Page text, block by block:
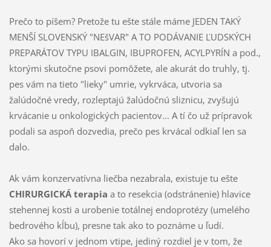
Prečo to píšem? Pretože tu ešte stále máme JEDEN TAKÝ
MENŠÍ SLOVENSKÝ "NEšVAR" A TO PODÁVANIE ĽUDSKÝCH
PREPARÁTOV TYPU IBALGIN, IBUPROFEN, ACYLPYRÍN a pod.,
ktorými skutočne psovi pomôžete, ale akurát do truhly, tj.
pes vám na tieto "lieky" umrie, vykrváca, utvoria sa
žalúdočné vredy, rozleptajú žalúdočnú sliznicu, zvyšujú
krvácanie u onkologických pacientov... A tí čo už prípravok
podali sa aspoň dozvedia, prečo pes krvácal odkiaľ len sa
dalo.
Ak vám konzervatívna liečba nezabrala, existuje tu ešte
CHIRURGICKÁ terapia a to resekcia (odstránenie) hlavice
stehennej kosti a urobenie totálnej endoprotézy (umelého
bedrového kĺbu), presne tak ako to poznáme u ľudí.
Ako sa hovorí v jednom vtipe, jediný rozdiel je v tom, že